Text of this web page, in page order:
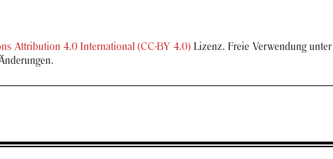
At­tri­bu­ti­on 4.0 In­ter­na­tio­nal (CC-BY 4.0)Li­zenz. Freie Ver­wen­dung unter